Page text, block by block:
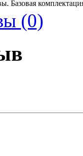
Базовая
(0)